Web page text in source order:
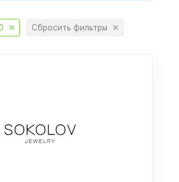
Сбросить фильтры